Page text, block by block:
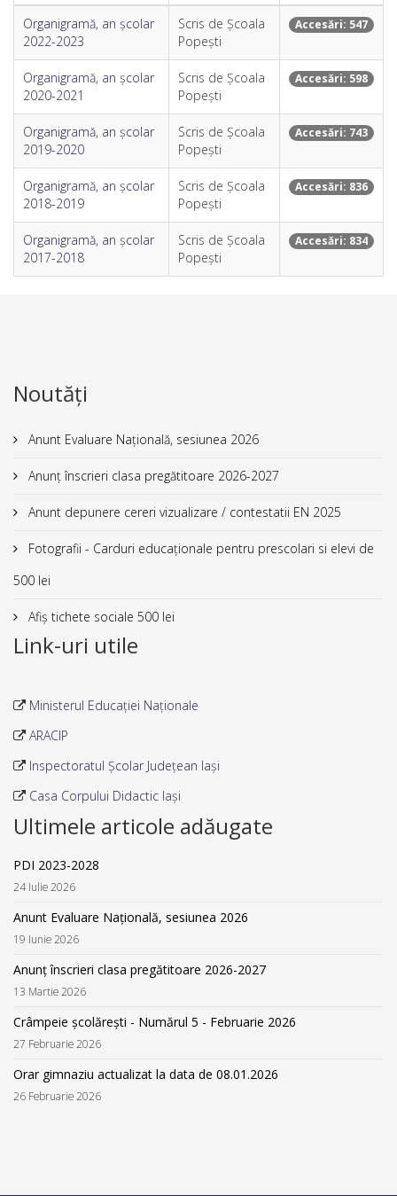
Organigramă, an școlar
2022-2023
Scris de Școala
Popești
Accesări: 547
Organigramă, an școlar
2020-2021
Scris de Școala
Popești
Accesări: 598
Organigramă, an școlar
2019-2020
Scris de Școala
Popești
Accesări: 743
Organigramă, an școlar
2018-2019
Scris de Școala
Popești
Accesări: 836
Organigramă, an școlar
2017-2018
Scris de Școala
Popești
Accesări: 834
Noutăți
Anunt Evaluare Națională, sesiunea 2026
Anunț înscrieri clasa pregătitoare 2026-2027
Anunt depunere cereri vizualizare / contestatii EN 2025
Fotografii - Carduri educaționale pentru prescolari si elevi de
500 lei
Afiș tichete sociale 500 lei
Link-uri utile
Ministerul Educației Naționale
ARACIP
Inspectoratul Școlar Județean Iași
Casa Corpului Didactic Iași
Ultimele articole adăugate
PDI 2023-2028
24 Iulie 2026
Anunt Evaluare Națională, sesiunea 2026
19 Iunie 2026
Anunț înscrieri clasa pregătitoare 2026-2027
13 Martie 2026
Crâmpeie școlărești - Numărul 5 - Februarie 2026
27 Februarie 2026
Orar gimnaziu actualizat la data de 08.01.2026
26 Februarie 2026